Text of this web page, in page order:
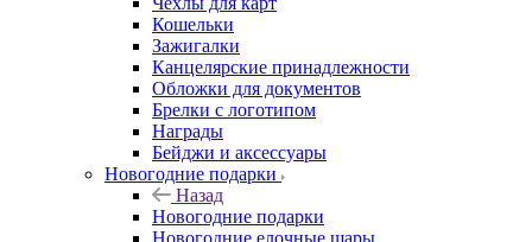
Кошельки
Зажигалки
Канцелярские принадлежности
Обложки для документов
Брелки с логотипом
Награды
Бейджи и аксессуары
Новогодние подарки
Назад
Новогодние подарки
Новогодние елочные шары